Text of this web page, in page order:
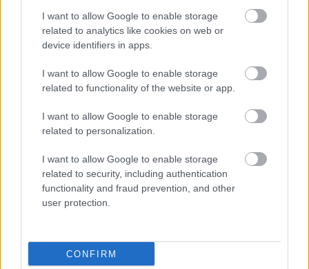
I want to allow Google to enable storage
related to analytics like cookies on web or
device identifiers in apps.
I want to allow Google to enable storage
related to functionality of the website or app.
I want to allow Google to enable storage
related to personalization.
I want to allow Google to enable storage
related to security, including authentication
functionality and fraud prevention, and other
user protection.
CONFIRM
Megkezdődött a Szelevény melletti holtág
mentése
2026.05.26. Fazekas Adrián
Megkezdődtek a
sürgősségi munkálatok
található Tehenesi
Körösnél, miután a
helyi horgászközösség
jelzései szerint a
drasztikus apadás miatt már a teljes kiszáradás fenyegette a
TOVÁBB OLVASOM